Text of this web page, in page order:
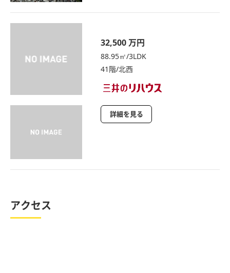
32,500 万円
88.95㎡/3LDK
41階/北西
詳細を見る
アクセス